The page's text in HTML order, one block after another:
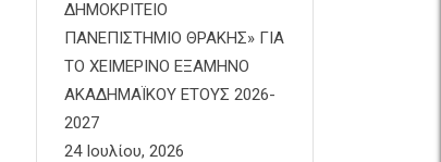
ΔΗΜΟΚΡΙΤΕΙΟ
ΠΑΝΕΠΙΣΤΗΜΙΟ ΘΡΑΚΗΣ» ΓΙΑ
ΤΟ ΧΕΙΜΕΡΙΝΟ ΕΞΑΜΗΝΟ
ΑΚΑΔΗΜΑΪΚΟΥ ΕΤΟΥΣ 2026-
2027
24 Ιουλίου, 2026